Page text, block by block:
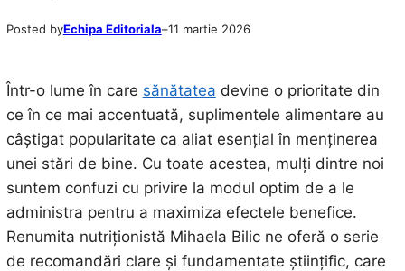
Posted byEchipa Editoriala–11 martie 2026
Într-o lume în care sănătatea devine o prioritate din
ce în ce mai accentuată, suplimentele alimentare au
câștigat popularitate ca aliat esențial în menținerea
unei stări de bine. Cu toate acestea, mulți dintre noi
suntem confuzi cu privire la modul optim de a le
administra pentru a maximiza efectele benefice.
Renumita nutriționistă Mihaela Bilic ne oferă o serie
de recomandări clare și fundamentate științific, care